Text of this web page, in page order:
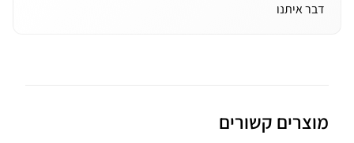
דבר איתנו
מוצרים קשורים